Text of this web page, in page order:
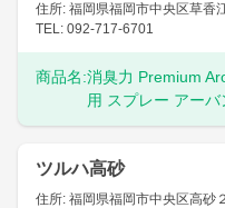
住所: 福岡県福岡市中央区草香
TEL: 092-717-6701
商品名:消臭力 Premium
用 スプレー アーバ
ツルハ高砂
住所: 福岡県福岡市中央区高砂